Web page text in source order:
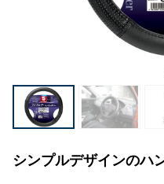
シンプルデザインのハ